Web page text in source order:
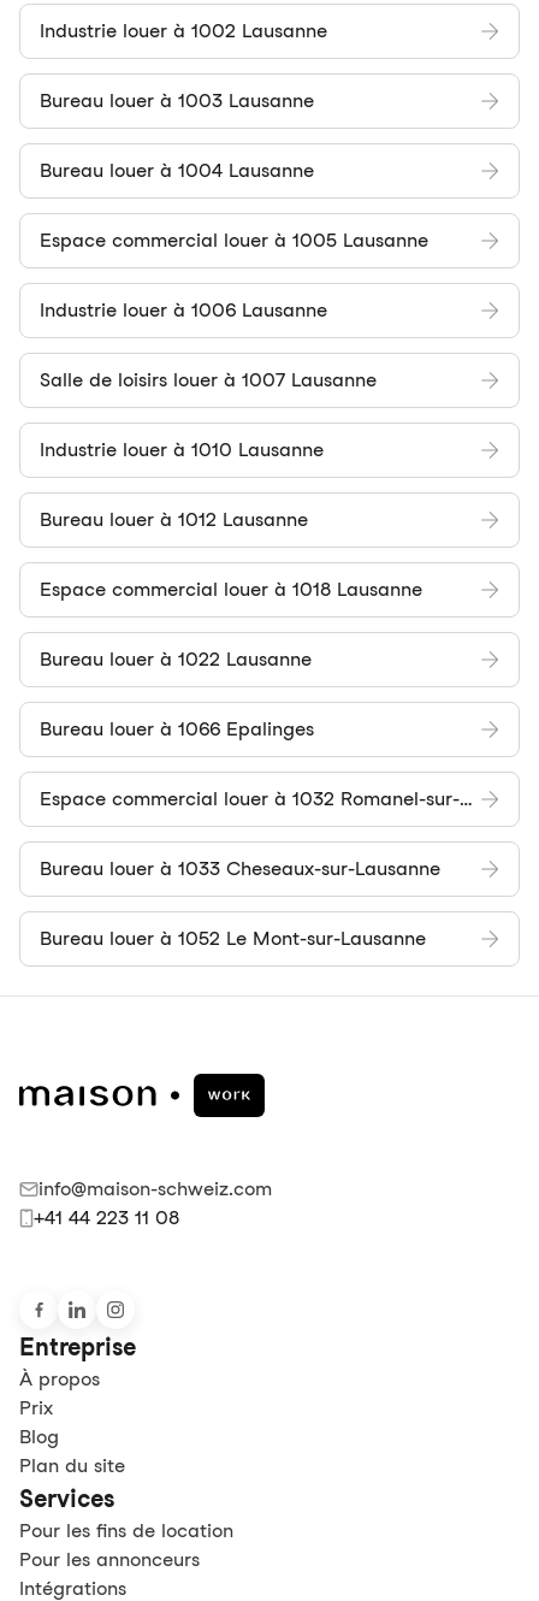
Industrie louer à 1002 Lausanne
Bureau louer à 1003 Lausanne
Bureau louer à 1004 Lausanne
Espace commercial louer à 1005 Lausanne
Industrie louer à 1006 Lausanne
Salle de loisirs louer à 1007 Lausanne
Industrie louer à 1010 Lausanne
Bureau louer à 1012 Lausanne
Espace commercial louer à 1018 Lausanne
Bureau louer à 1022 Lausanne
Bureau louer à 1066 Epalinges
Espace commercial louer à 1032 Romanel-sur-Lausanne
Bureau louer à 1033 Cheseaux-sur-Lausanne
Bureau louer à 1052 Le Mont-sur-Lausanne
info@maison-schweiz.com
+41 44 223 11 08
Entreprise
À propos
Prix
Blog
Plan du site
Services
Pour les fins de location
Pour les annonceurs
Intégrations